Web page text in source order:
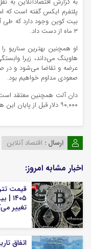
به گزارش اقتصادآنلاین به
۳ ماه از دست داد.
هاوینگ می‌داند، زیرا
عرضه و تقاضا می‌شود و در
صعودی مداوم خواهیم بود.
دان آلت همچنین معتقد
۹۰,۰۰۰ دلار قبل از پایان این هفته وجود دارد.
ارسال : اقتصاد آنلاین
اخبار مشابه امروز:
تغییر
اتفاق